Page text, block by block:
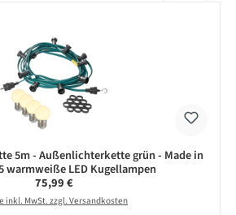
5m - Außenlichterkette grün - Made in
warmweiße LED Kugellampen
Regulärer Preis:
75,99 €
inkl. MwSt. zzgl. Versandkosten